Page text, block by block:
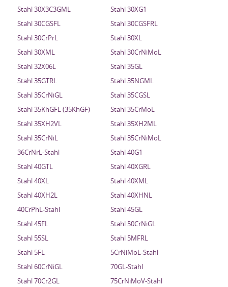
Stahl 30X3C3GML
Stahl 30XG1
Stahl 30CGSFL
Stahl 30CGSFRL
Stahl 30CrPrL
Stahl 30XL
Stahl 30XML
Stahl 30CrNiMoL
Stahl 32X06L
Stahl 35GL
Stahl 35GTRL
Stahl 35NGML
Stahl 35CrNiGL
Stahl 35CGSL
Stahl 35KhGFL (35KhGF)
Stahl 35CrMoL
Stahl 35XH2VL
Stahl 35XH2ML
Stahl 35CrNiL
Stahl 35CrNiMoL
36CrNrL-Stahl
Stahl 40G1
Stahl 40GTL
Stahl 40XGRL
Stahl 40XL
Stahl 40XML
Stahl 40XH2L
Stahl 40XHNL
40CrPhL-Stahl
Stahl 45GL
Stahl 45FL
Stahl 50CrNiGL
Stahl 55SL
Stahl 5MFRL
Stahl 5FL
5CrNiMoL-Stahl
Stahl 60CrNiGL
70GL-Stahl
Stahl 70Cr2GL
75CrNiMoV-Stahl